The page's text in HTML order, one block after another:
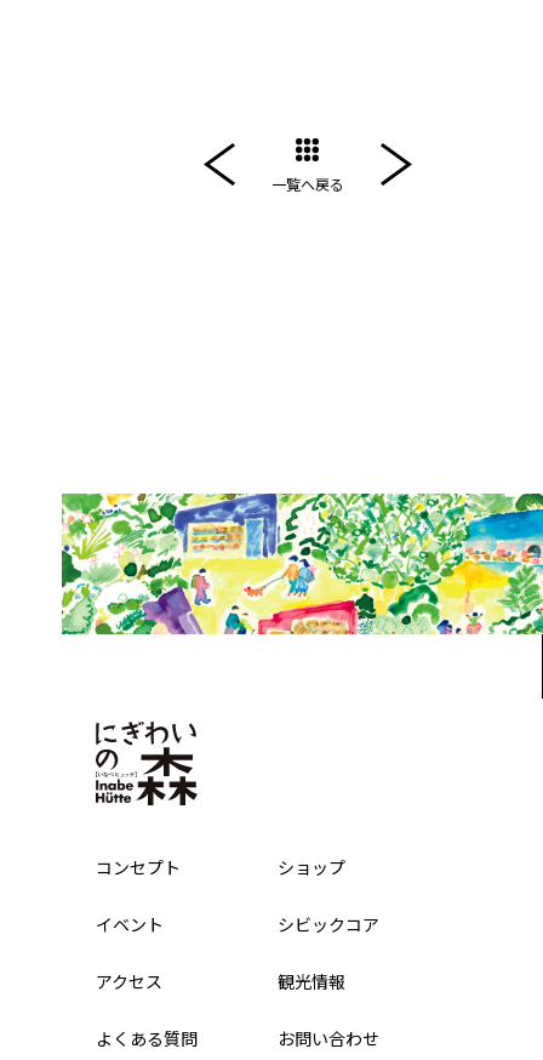
一覧へ戻る
コンセプト ショップ
イベント シビックコア
アクセス 観光情報
よくある質問 お問い合わせ